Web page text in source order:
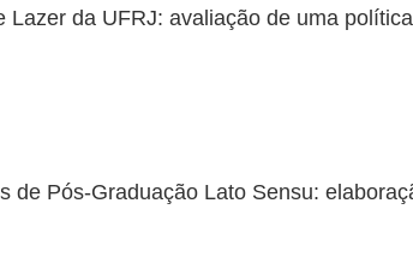
Lazer da UFRJ: avaliação de uma
de Pós-Graduação Lato Sensu: